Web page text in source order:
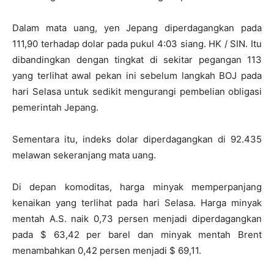
Dalam mata uang, yen Jepang diperdagangkan pada
111,90 terhadap dolar pada pukul 4:03 siang. HK / SIN. Itu
dibandingkan dengan tingkat di sekitar pegangan 113
yang terlihat awal pekan ini sebelum langkah BOJ pada
hari Selasa untuk sedikit mengurangi pembelian obligasi
pemerintah Jepang.
Sementara itu, indeks dolar diperdagangkan di 92.435
melawan sekeranjang mata uang.
Di depan komoditas, harga minyak memperpanjang
kenaikan yang terlihat pada hari Selasa. Harga minyak
mentah A.S. naik 0,73 persen menjadi diperdagangkan
pada $ 63,42 per barel dan minyak mentah Brent
menambahkan 0,42 persen menjadi $ 69,11.